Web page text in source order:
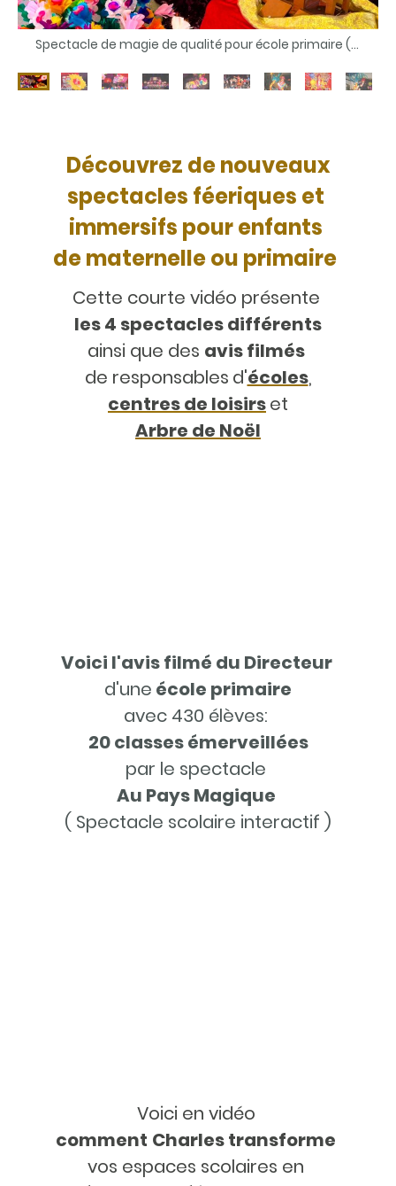
Matériel coloré du spectacle pour arbre de Noel en Entreprise du magicien 78 ici à Saint-Germain-en-Laye 78100 Théâtre complet fourni
Cette courte vidéo présente
les 4 spectacles différents
ainsi que des avis filmés
de responsables d'écoles,
centres de loisirset
Arbre de Noël
Découvrez de nouveaux
spectacles féeriques et
immersifs pour enfants
de maternelle ou primaire
Voici l'avis filmé du Directeur
d'une école primaire
avec 430 élèves:
20 classes émerveillées
par le spectacle
Au Pays Magique
( Spectacle scolaire interactif )
Voici en vidéo
comment Charles transforme
vos espaces scolaires en